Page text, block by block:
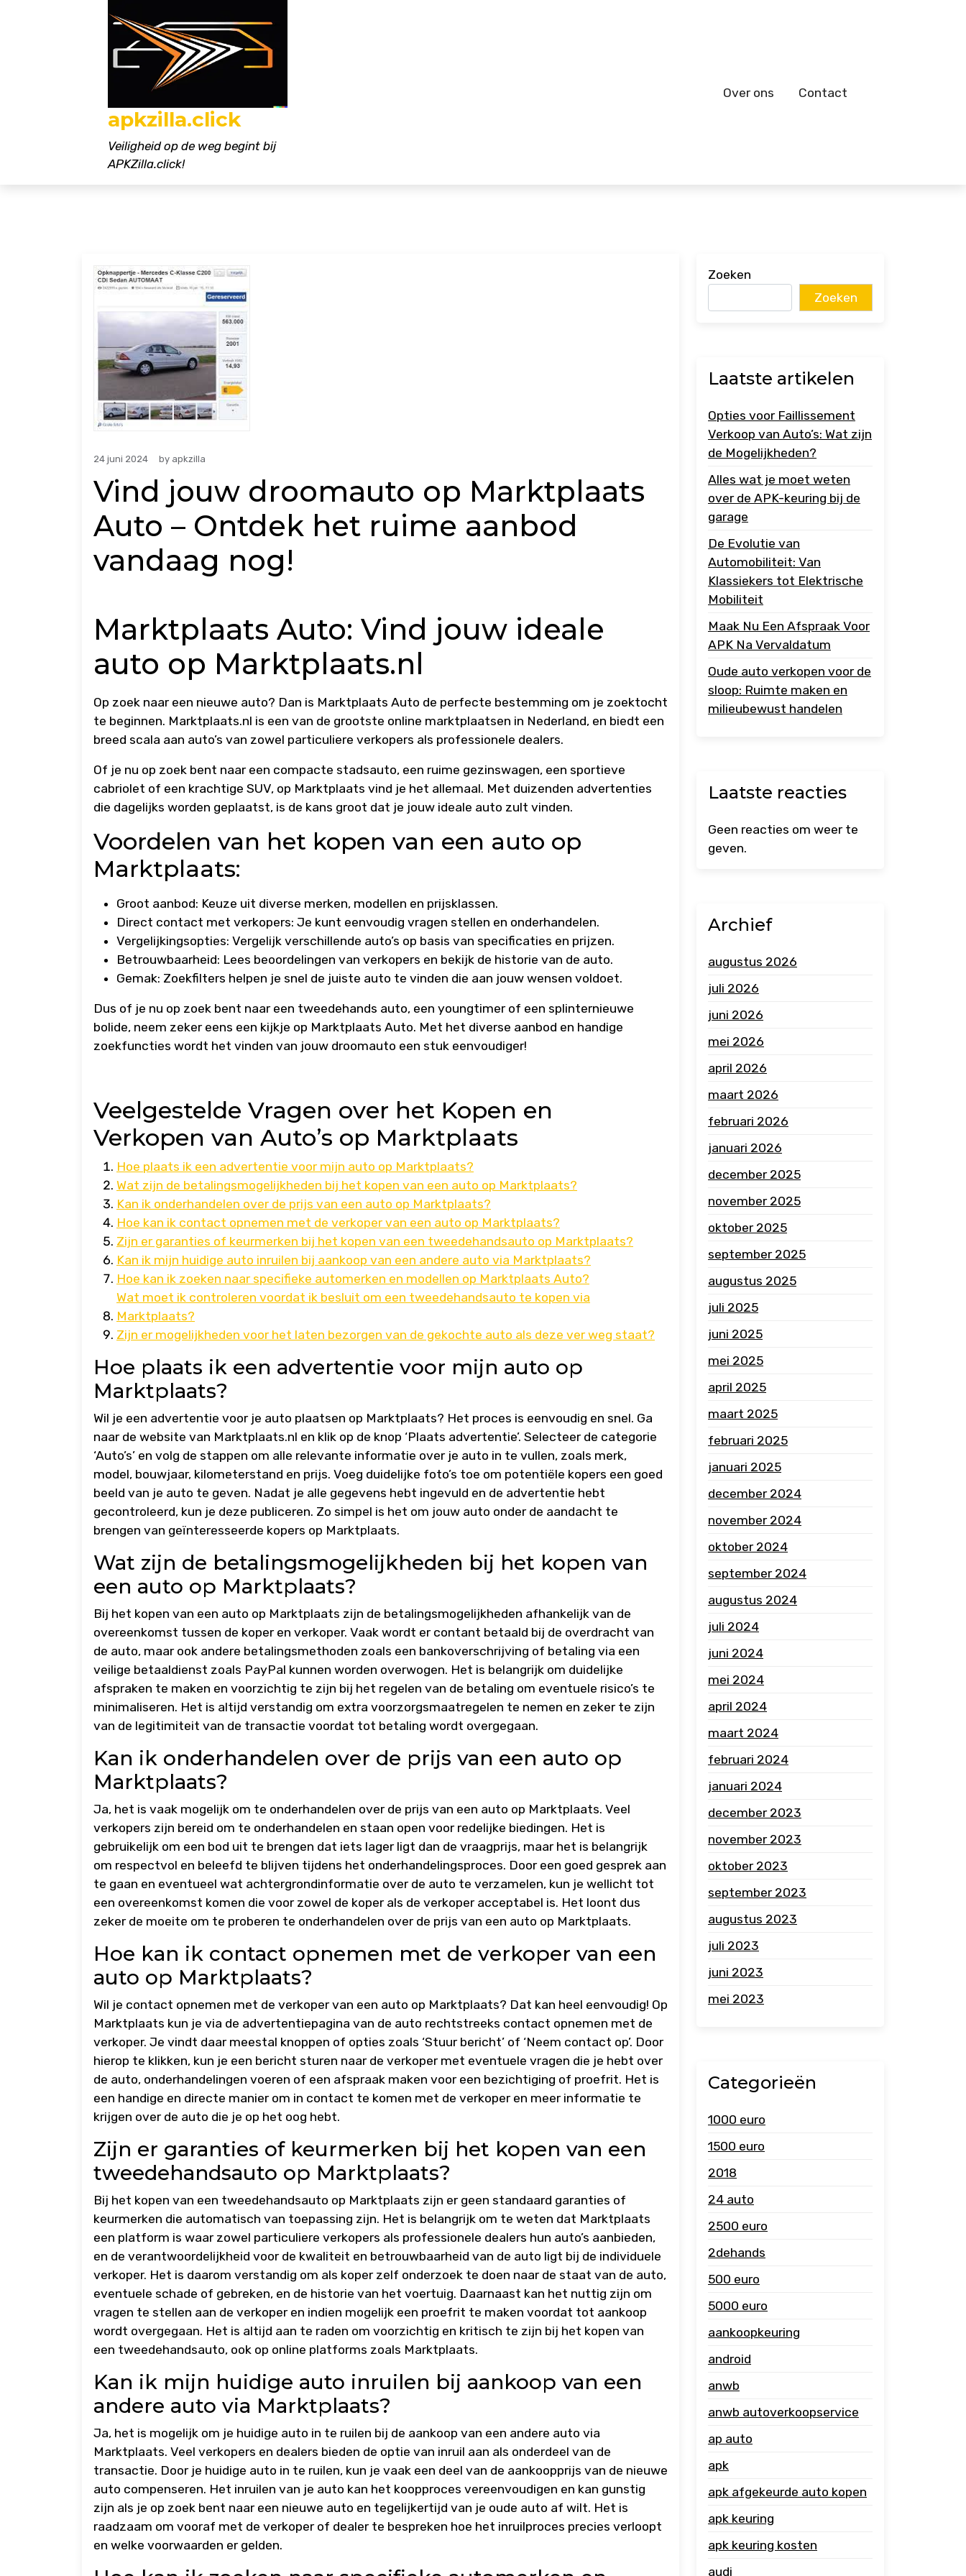
apkzilla.click
Veiligheid op de weg begint bij
APKZilla.click!
Over ons Contact
24 juni 2024 by apkzilla
Vind jouw droomauto op Marktplaats
Auto – Ontdek het ruime aanbod
vandaag nog!
Marktplaats Auto: Vind jouw ideale
auto op Marktplaats.nl
Op zoek naar een nieuwe auto? Dan is Marktplaats Auto de perfecte bestemming om je zoektocht
te beginnen. Marktplaats.nl is een van de grootste online marktplaatsen in Nederland, en biedt een
breed scala aan auto’s van zowel particuliere verkopers als professionele dealers.
Of je nu op zoek bent naar een compacte stadsauto, een ruime gezinswagen, een sportieve
cabriolet of een krachtige SUV, op Marktplaats vind je het allemaal. Met duizenden advertenties
die dagelijks worden geplaatst, is de kans groot dat je jouw ideale auto zult vinden.
Voordelen van het kopen van een auto op
Marktplaats:
Groot aanbod: Keuze uit diverse merken, modellen en prijsklassen.
Direct contact met verkopers: Je kunt eenvoudig vragen stellen en onderhandelen.
Vergelijkingsopties: Vergelijk verschillende auto’s op basis van specificaties en prijzen.
Betrouwbaarheid: Lees beoordelingen van verkopers en bekijk de historie van de auto.
Gemak: Zoekfilters helpen je snel de juiste auto te vinden die aan jouw wensen voldoet.
Dus of je nu op zoek bent naar een tweedehands auto, een youngtimer of een splinternieuwe
bolide, neem zeker eens een kijkje op Marktplaats Auto. Met het diverse aanbod en handige
zoekfuncties wordt het vinden van jouw droomauto een stuk eenvoudiger!
Veelgestelde Vragen over het Kopen en
Verkopen van Auto’s op Marktplaats
Hoe plaats ik een advertentie voor mijn auto op Marktplaats?
Wat zijn de betalingsmogelijkheden bij het kopen van een auto op Marktplaats?
Kan ik onderhandelen over de prijs van een auto op Marktplaats?
Hoe kan ik contact opnemen met de verkoper van een auto op Marktplaats?
Zijn er garanties of keurmerken bij het kopen van een tweedehandsauto op Marktplaats?
Kan ik mijn huidige auto inruilen bij aankoop van een andere auto via Marktplaats?
Hoe kan ik zoeken naar specifieke automerken en modellen op Marktplaats Auto?
Wat moet ik controleren voordat ik besluit om een tweedehandsauto te kopen via
Marktplaats?
Zijn er mogelijkheden voor het laten bezorgen van de gekochte auto als deze ver weg staat?
Hoe plaats ik een advertentie voor mijn auto op
Marktplaats?
Wil je een advertentie voor je auto plaatsen op Marktplaats? Het proces is eenvoudig en snel. Ga
naar de website van Marktplaats.nl en klik op de knop ‘Plaats advertentie’. Selecteer de categorie
‘Auto’s’ en volg de stappen om alle relevante informatie over je auto in te vullen, zoals merk,
model, bouwjaar, kilometerstand en prijs. Voeg duidelijke foto’s toe om potentiële kopers een goed
beeld van je auto te geven. Nadat je alle gegevens hebt ingevuld en de advertentie hebt
gecontroleerd, kun je deze publiceren. Zo simpel is het om jouw auto onder de aandacht te
brengen van geïnteresseerde kopers op Marktplaats.
Wat zijn de betalingsmogelijkheden bij het kopen van
een auto op Marktplaats?
Bij het kopen van een auto op Marktplaats zijn de betalingsmogelijkheden afhankelijk van de
overeenkomst tussen de koper en verkoper. Vaak wordt er contant betaald bij de overdracht van
de auto, maar ook andere betalingsmethoden zoals een bankoverschrijving of betaling via een
veilige betaaldienst zoals PayPal kunnen worden overwogen. Het is belangrijk om duidelijke
afspraken te maken en voorzichtig te zijn bij het regelen van de betaling om eventuele risico’s te
minimaliseren. Het is altijd verstandig om extra voorzorgsmaatregelen te nemen en zeker te zijn
van de legitimiteit van de transactie voordat tot betaling wordt overgegaan.
Kan ik onderhandelen over de prijs van een auto op
Marktplaats?
Ja, het is vaak mogelijk om te onderhandelen over de prijs van een auto op Marktplaats. Veel
verkopers zijn bereid om te onderhandelen en staan open voor redelijke biedingen. Het is
gebruikelijk om een bod uit te brengen dat iets lager ligt dan de vraagprijs, maar het is belangrijk
om respectvol en beleefd te blijven tijdens het onderhandelingsproces. Door een goed gesprek aan
te gaan en eventueel wat achtergrondinformatie over de auto te verzamelen, kun je wellicht tot
een overeenkomst komen die voor zowel de koper als de verkoper acceptabel is. Het loont dus
zeker de moeite om te proberen te onderhandelen over de prijs van een auto op Marktplaats.
Hoe kan ik contact opnemen met de verkoper van een
auto op Marktplaats?
Wil je contact opnemen met de verkoper van een auto op Marktplaats? Dat kan heel eenvoudig! Op
Marktplaats kun je via de advertentiepagina van de auto rechtstreeks contact opnemen met de
verkoper. Je vindt daar meestal knoppen of opties zoals ‘Stuur bericht’ of ‘Neem contact op’. Door
hierop te klikken, kun je een bericht sturen naar de verkoper met eventuele vragen die je hebt over
de auto, onderhandelingen voeren of een afspraak maken voor een bezichtiging of proefrit. Het is
een handige en directe manier om in contact te komen met de verkoper en meer informatie te
krijgen over de auto die je op het oog hebt.
Zijn er garanties of keurmerken bij het kopen van een
tweedehandsauto op Marktplaats?
Bij het kopen van een tweedehandsauto op Marktplaats zijn er geen standaard garanties of
keurmerken die automatisch van toepassing zijn. Het is belangrijk om te weten dat Marktplaats
een platform is waar zowel particuliere verkopers als professionele dealers hun auto’s aanbieden,
en de verantwoordelijkheid voor de kwaliteit en betrouwbaarheid van de auto ligt bij de individuele
verkoper. Het is daarom verstandig om als koper zelf onderzoek te doen naar de staat van de auto,
eventuele schade of gebreken, en de historie van het voertuig. Daarnaast kan het nuttig zijn om
vragen te stellen aan de verkoper en indien mogelijk een proefrit te maken voordat tot aankoop
wordt overgegaan. Het is altijd aan te raden om voorzichtig en kritisch te zijn bij het kopen van
een tweedehandsauto, ook op online platforms zoals Marktplaats.
Kan ik mijn huidige auto inruilen bij aankoop van een
andere auto via Marktplaats?
Ja, het is mogelijk om je huidige auto in te ruilen bij de aankoop van een andere auto via
Marktplaats. Veel verkopers en dealers bieden de optie van inruil aan als onderdeel van de
transactie. Door je huidige auto in te ruilen, kun je vaak een deel van de aankoopprijs van de nieuwe
auto compenseren. Het inruilen van je auto kan het koopproces vereenvoudigen en kan gunstig
zijn als je op zoek bent naar een nieuwe auto en tegelijkertijd van je oude auto af wilt. Het is
raadzaam om vooraf met de verkoper of dealer te bespreken hoe het inruilproces precies verloopt
en welke voorwaarden er gelden.
Zoeken
Zoeken
Laatste artikelen
Opties voor Faillissement
Verkoop van Auto’s: Wat zijn
de Mogelijkheden?
Alles wat je moet weten
over de APK-keuring bij de
garage
De Evolutie van
Automobiliteit: Van
Klassiekers tot Elektrische
Mobiliteit
Maak Nu Een Afspraak Voor
APK Na Vervaldatum
Oude auto verkopen voor de
sloop: Ruimte maken en
milieubewust handelen
Laatste reacties
Geen reacties om weer te
geven.
Archief
augustus 2026
juli 2026
juni 2026
mei 2026
april 2026
maart 2026
februari 2026
januari 2026
december 2025
november 2025
oktober 2025
september 2025
augustus 2025
juli 2025
juni 2025
mei 2025
april 2025
maart 2025
februari 2025
januari 2025
december 2024
november 2024
oktober 2024
september 2024
augustus 2024
juli 2024
juni 2024
mei 2024
april 2024
maart 2024
februari 2024
januari 2024
december 2023
november 2023
oktober 2023
september 2023
augustus 2023
juli 2023
juni 2023
mei 2023
Categorieën
1000 euro
1500 euro
2018
24 auto
2500 euro
2dehands
500 euro
5000 euro
aankoopkeuring
android
anwb
anwb autoverkoopservice
ap auto
apk
apk afgekeurde auto kopen
apk keuring
apk keuring kosten
audi